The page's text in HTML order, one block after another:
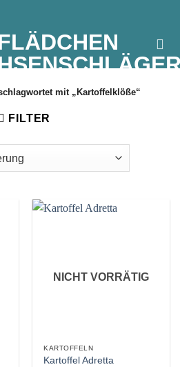
mit „Kartoffelklöße“
FILTER
NICHT VORRÄTIG
KARTOFFELN
Kartoffel Adretta